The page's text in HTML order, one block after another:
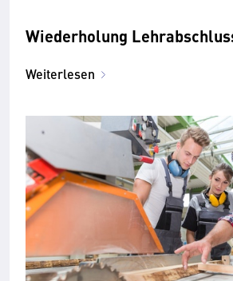
Wiederholung
Weiterlesen